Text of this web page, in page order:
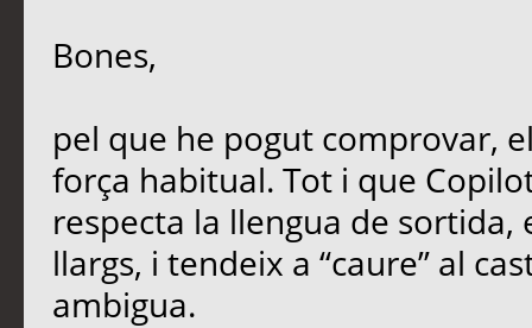
Bones,
pel que he pogut comprovar,
força habitual. Tot i que
respecta la llengua de
llargs, i tendeix a “caure” al
ambigua.